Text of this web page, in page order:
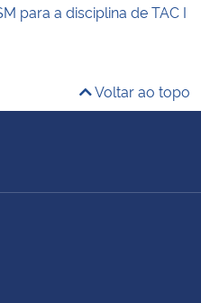
para a disciplina de TAC I
Voltar ao topo